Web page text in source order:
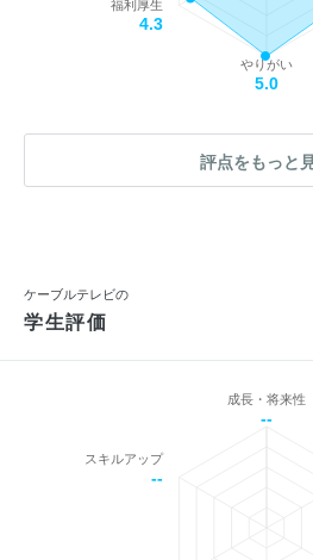
やりがい
5.0
福利厚生
4.3
評点をもっと
ケーブルテレビの
学生評価
成長・将来性
--
スキルアップ
--